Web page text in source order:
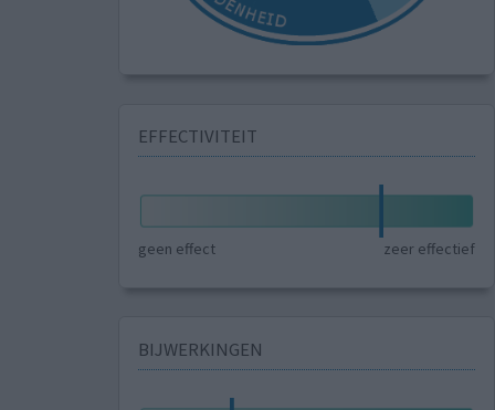
EFFECTIVITEIT
geen effect zeer effectief
BIJWERKINGEN